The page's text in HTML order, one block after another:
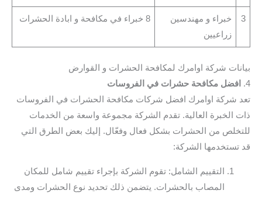
3
خبراء و مهندسين
زراعيين
8 خبراء في مكافحة و ابادة الحشرات
بيانات شركة اوامرك لمكافحة الحشرات و القوارض
4.
افضل مكافحة حشرات في الفروسات
تعد شركة اوامرك افضل شركات مكافحة الحشرات في الفروسات
ذات الخبرة العالية. تقدم الشركة مجموعة واسعة من الخدمات
للتخلص من الحشرات بشكل فعال وفعّال. إليك بعض الطرق التي
قد تستخدمها الشركة:
التقييم الشامل: تقوم الشركة بإجراء تقييم شامل للمكان
المصاب بالحشرات. يتضمن ذلك تحديد نوع الحشرات ومدى